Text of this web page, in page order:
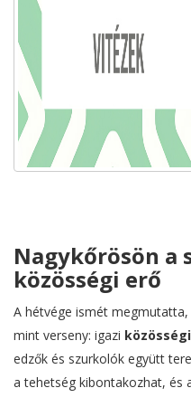
Nagykőrösön a
közösségi erő
A hétvége ismét
mint verseny: igazi
edzők és szurkolók együtt
a tehetség kibontakozhat, és